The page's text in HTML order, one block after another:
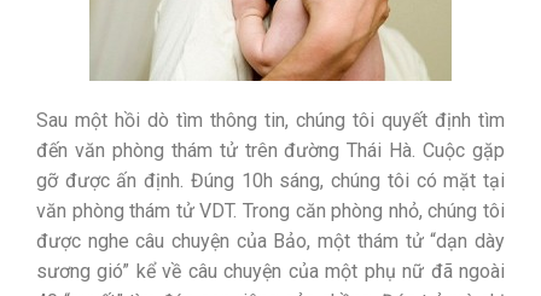
Sau một hồi dò tìm thông tin, chúng tôi quyết định tìm
đến văn phòng thám tử trên đường Thái Hà. Cuộc gặp
gỡ được ấn định. Đúng 10h sáng, chúng tôi có mặt tại
văn phòng thám tử VDT. Trong căn phòng nhỏ, chúng tôi
được nghe câu chuyện của Bảo, một thám tử “dạn dày
sương gió” kể về câu chuyện của một phụ nữ đã ngoài